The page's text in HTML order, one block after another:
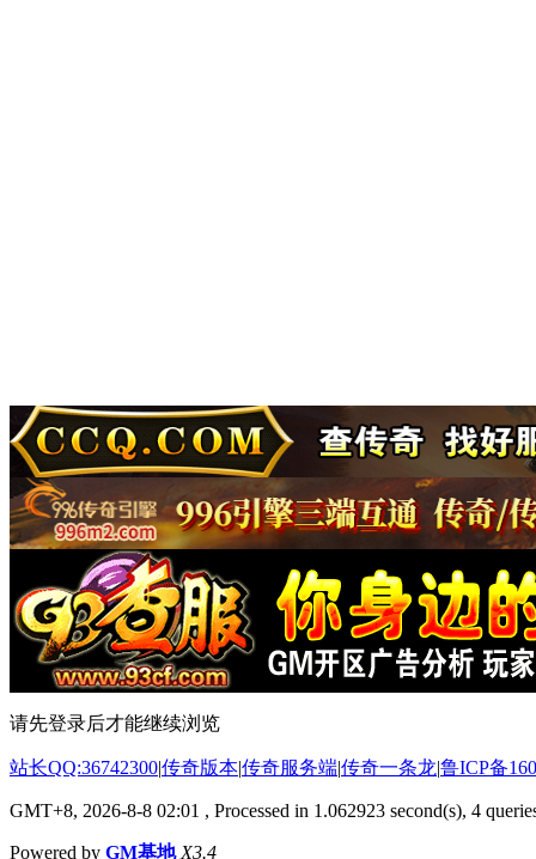
请先登录后才能继续浏览
站长QQ:36742300|传奇版本|传奇服务端|传奇一条龙|鲁ICP备
GMT+8, 2026-8-8 02:01 , Processed in 1.062923 second(s), 4
Powered by GM基地 X3.4